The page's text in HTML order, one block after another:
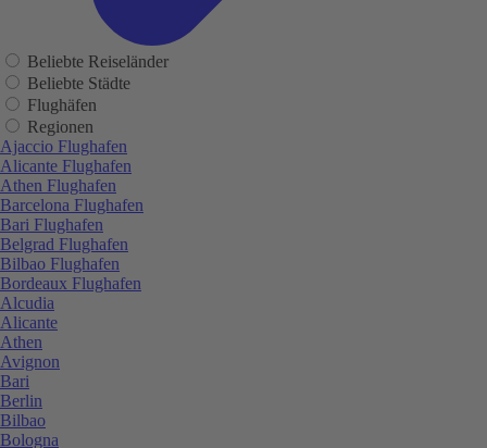
Beliebte Reiseländer
Beliebte Städte
Flughäfen
Regionen
Ajaccio Flughafen
Alicante Flughafen
Athen Flughafen
Barcelona Flughafen
Bari Flughafen
Belgrad Flughafen
Bilbao Flughafen
Bordeaux Flughafen
Alcudia
Alicante
Athen
Avignon
Bari
Berlin
Bilbao
Bologna